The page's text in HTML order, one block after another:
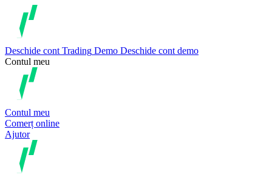
Deschide cont Trading Demo Deschide cont demo
Contul meu
Contul meu
Comerț online
Ajutor